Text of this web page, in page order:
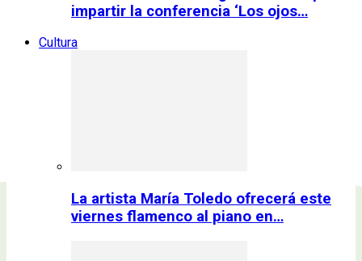
impartir la conferencia ‘Los ojos…
Cultura
La artista María Toledo ofrecerá este
viernes flamenco al piano en…